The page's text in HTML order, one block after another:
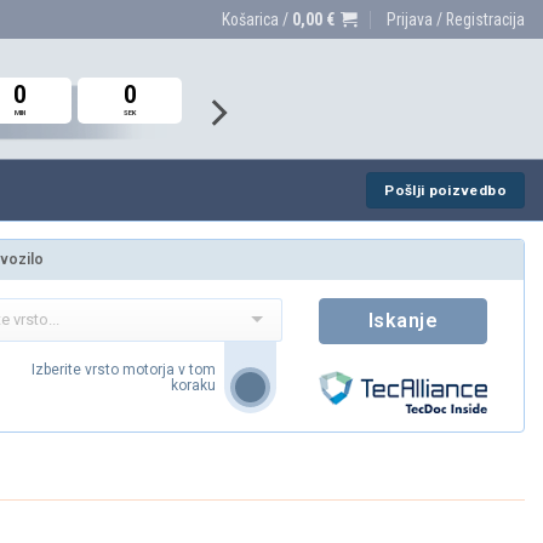
Košarica / 0,00 € Prijava / Registracija
0
MIN
0
SEK
0
MIN
0
SEK
0
MIN
0
SEK
Pošlji poizvedbo
Izberite vrsto motorja v tom
koraku
Iskanje